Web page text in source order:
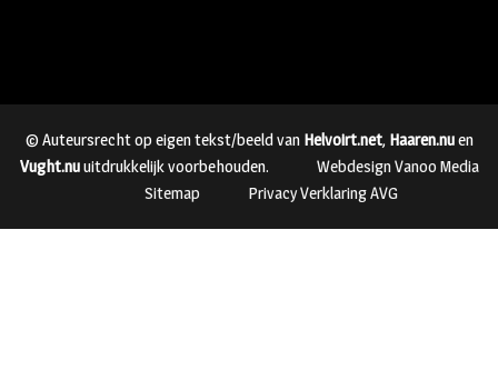
© Auteursrecht op eigen tekst/beeld van Helvoirt.net, Haaren.nuen
Vught.nuuitdrukkelijk voorbehouden.
Webdesign Vanoo Media
Sitemap
Privacy Verklaring AVG